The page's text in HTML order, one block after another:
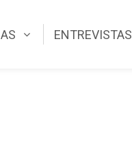
ENTREVISTAS